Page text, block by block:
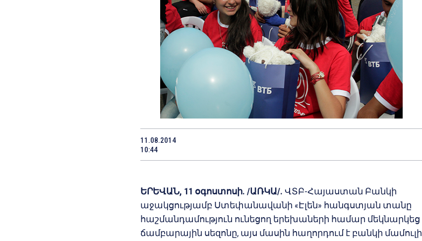
11.08.2014
10:44
ԵՐԵՎԱՆ, 11 օգոստոսի. /ԱՌԿԱ/. ՎՏԲ-Հայաստան Բանկի
աջակցությամբ Ստեփանավանի «Էլեն» հանգստյան տանը
հաշմանդամություն ունեցող երեխաների համար մեկնարկեց
ճամբարային սեզոնը, այս մասին հաղորդում է բանկի մամուլի